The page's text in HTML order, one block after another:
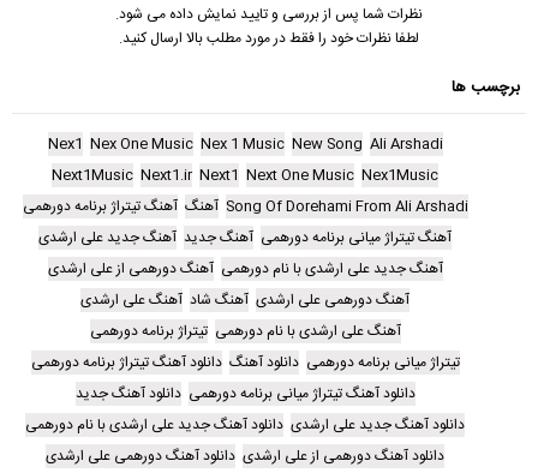
نظرات شما پس از بررسی و تایید نمایش داده می شود.
لطفا نظرات خود را فقط در مورد مطلب بالا ارسال کنید.
برچسب ها
Ali Arshadi
New Song
Nex 1 Music
Nex One Music
Nex1
Nex1Music
Next One Music
Next1
Next1.ir
Next1Music
Song Of Dorehami From Ali Arshadi آهنگ آهنگ تیتراژ برنامه دورهمی
آهنگ تیتراژ میانی برنامه دورهمی آهنگ جدید آهنگ جدید علی ارشدی
آهنگ جدید علی ارشدی با نام دورهمی آهنگ دورهمی از علی ارشدی
آهنگ دورهمی علی ارشدی آهنگ شاد آهنگ علی ارشدی
آهنگ علی ارشدی با نام دورهمی تیتراژ برنامه دورهمی
تیتراژ میانی برنامه دورهمی دانلود آهنگ دانلود آهنگ تیتراژ برنامه دورهمی
دانلود آهنگ تیتراژ میانی برنامه دورهمی دانلود آهنگ جدید
دانلود آهنگ جدید علی ارشدی دانلود آهنگ جدید علی ارشدی با نام دورهمی
دانلود آهنگ دورهمی از علی ارشدی دانلود آهنگ دورهمی علی ارشدی